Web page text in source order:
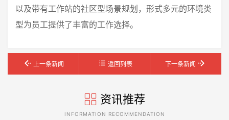
以及带有工作站的社区型场景规划，形式多元的环境类
型为员工提供了丰富的工作选择。
上一条新闻 返回列表 下一条新闻
资讯推荐
INFORMATION RECOMMENDATION